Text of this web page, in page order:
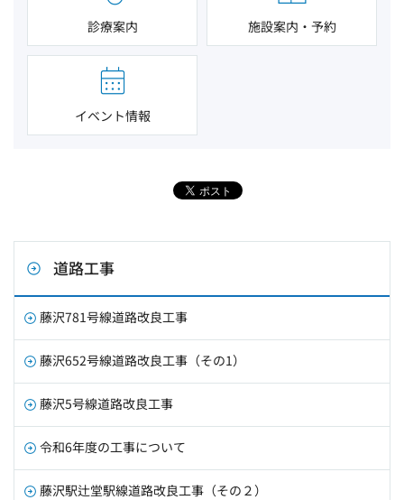
診療案内 施設案内・予約
イベント情報
道路工事
藤沢781号線道路改良工事
藤沢652号線道路改良工事（その1）
藤沢5号線道路改良工事
令和6年度の工事について
藤沢駅辻堂駅線道路改良工事（その２）